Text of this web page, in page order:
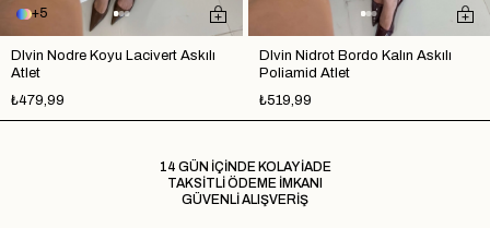
5
Dlvin Nodre Koyu Lacivert Askılı
Atlet
₺479,99
Dlvin Nidrot Bordo Kalın Askılı
Poliamid Atlet
₺519,99
14 GÜN İÇİNDE KOLAY İADE
TAKSİTLİ ÖDEME İMKANI
GÜVENLİ ALIŞVERİŞ